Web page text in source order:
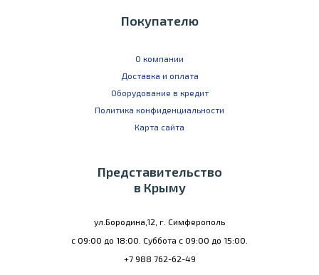
Покупателю
О компании
Доставка и оплата
Оборудование в кредит
Политика конфиденциальности
Карта сайта
Представительство
в Крыму
ул.Бородина,12, г. Симферополь
с 09:00 до 18:00. Суббота с 09:00 до 15:00.
+7 988 762-62-49